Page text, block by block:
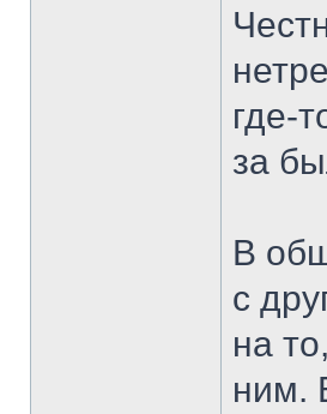
где-
за
В
с
на
ним.